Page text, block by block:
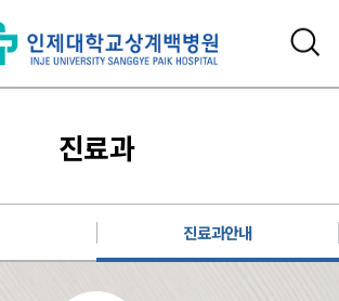
진료과
진료과안내